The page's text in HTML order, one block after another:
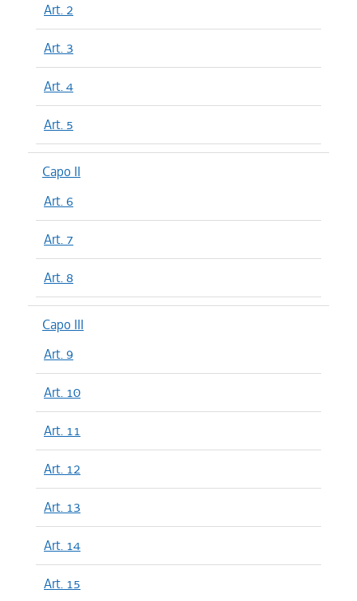
Art. 2
Art. 3
Art. 4
Art. 5
Capo II
Art. 6
Art. 7
Art. 8
Capo III
Art. 9
Art. 10
Art. 11
Art. 12
Art. 13
Art. 14
Art. 15